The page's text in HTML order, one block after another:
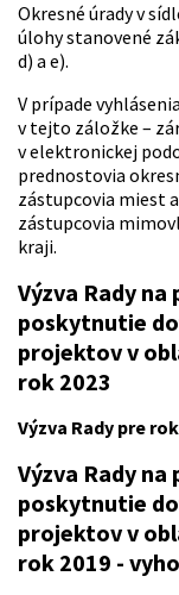
Okresné úrady v
úlohy stanovené
d) a e).
V prípade
v tejto záložke –
v elektronickej
prednostovia
zástupcovia miest
zástupcovia
kraji.
Výzva Rady
poskytnutie
projektov v
rok 2023
Výzva Rady pre
Výzva Rady
poskytnutie
projektov v
rok 2019 -